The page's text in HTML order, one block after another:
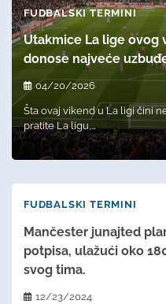
FUDBALSKI TERMINI
Utakmice La lige ovog
donose najveće
04/20/2026
Šta ovaj vikend u La ligi čini
pratite La ligu,…
FUDBALSKI TERMINI
Mančester junajted
potpisa, ulažući oko
svog tima.
12/23/2024